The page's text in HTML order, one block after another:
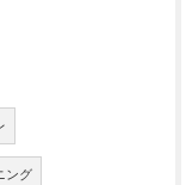
ング